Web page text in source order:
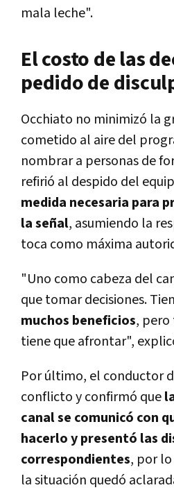
mala leche".
El costo de las
pedido de
Occhiato no minimizó la
cometido al aire del
nombrar a personas de
refirió al despido del
medida necesaria para
la señal, asumiendo la
toca como máxima
"Uno como cabeza del
que tomar decisiones.
muchos beneficios, pero
tiene que afrontar",
Por último, el conductor
conflicto y confirmó que
canal se comunicó con
hacerlo y presentó las
correspondientes, por
la situación quedó